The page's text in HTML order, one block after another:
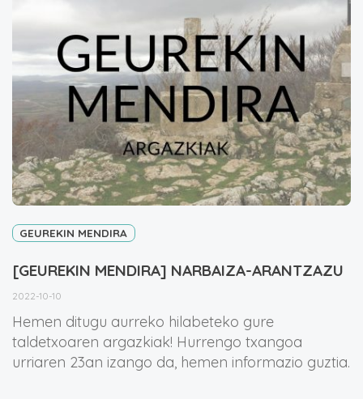
GEUREKIN MENDIRA
[GEUREKIN MENDIRA] NARBAIZA-ARANTZAZU
2022-10-10
Hemen ditugu aurreko hilabeteko gure
taldetxoaren argazkiak! Hurrengo txangoa
urriaren 23an izango da, hemen informazio guztia.